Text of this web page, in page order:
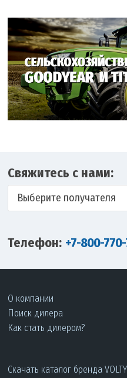
Свяжитесь с нами:
Выберите получателя
Телефон: +7-800-770-
О компании
Поиск дилера
Как стать дилером?
Скачать каталог бренда